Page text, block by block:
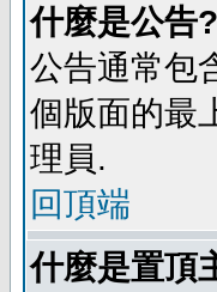
什麼是公告?
公告通常包
個版面的最
理員.
回頂端
什麼是置頂